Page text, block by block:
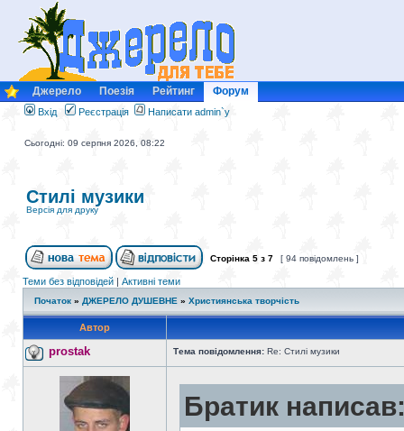
Джерело Поезія Рейтинг Форум
Вхід Реєстрація Написати admin`у
Сьогодні: 09 серпня 2026, 08:22
Стилі музики
Версія для друку
Сторінка 5 з 7 [ 94 повідомлень ]
Теми без відповідей | Активні теми
Початок » ДЖЕРЕЛО ДУШЕВНЕ » Християнська творчість
Автор
prostak Тема повідомлення: Re: Стилі музики
Братик